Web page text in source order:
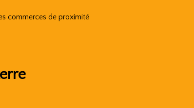
commerces de proximité